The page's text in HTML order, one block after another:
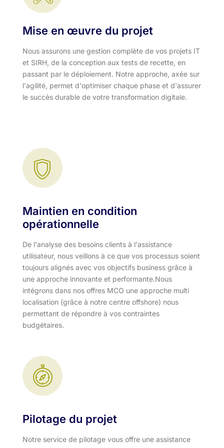
Mise en œuvre du projet
Nous assurons une gestion complète de vos projets IT
et SIRH, de la conception aux tests de recette, en
passant par le déploiement. Notre approche, axée sur
l'agilité, permet d'optimiser chaque phase et d'assurer
le succès durable de votre transformation digitale.
Maintien en condition
opérationnelle
De l'analyse des besoins clients à l'assistance
utilisateur, nous veillons à ce que vos processus soient
toujours alignés avec vos objectifs business grâce à
une approche innovante et performante.​ Nous
intégrons dans nos offres MCO une approche multi
localisation (grâce à notre centre offshore) nous
permettant de répondre à vos contraintes
budgétaires.
Pilotage du projet
Notre service de pilotage vous offre une assistance